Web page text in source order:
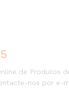
de Produtos
nos por e-